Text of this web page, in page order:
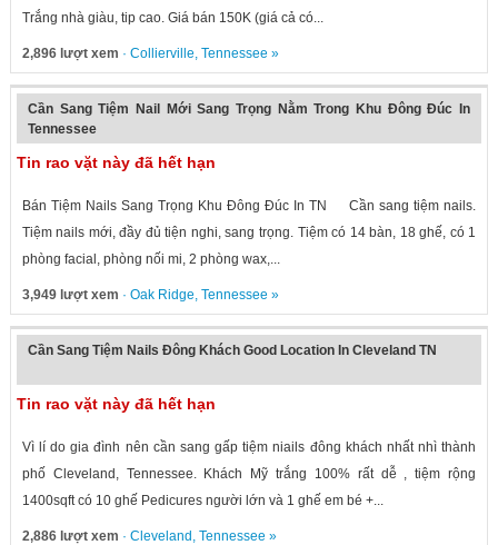
Trắng nhà giàu, tip cao. Giá bán 150K (giá cả có...
2,896 lượt xem · Collierville, Tennessee »
Cần Sang Tiệm Nail Mới Sang Trọng Nằm Trong Khu Đông Đúc In
Tennessee
Tin rao vặt này đã hết hạn
Bán Tiệm Nails Sang Trọng Khu Đông Đúc In TN Cần sang tiệm nails.
Tiệm nails mới, đầy đủ tiện nghi, sang trọng. Tiệm có 14 bàn, 18 ghế, có 1
phòng facial, phòng nối mi, 2 phòng wax,...
3,949 lượt xem · Oak Ridge, Tennessee »
Cần Sang Tiệm Nails Đông Khách Good Location In Cleveland TN
Tin rao vặt này đã hết hạn
Vì lí do gia đình nên cần sang gấp tiệm niails đông khách nhất nhì thành
phố Cleveland, Tennessee. Khách Mỹ trắng 100% rất dễ , tiệm rộng
1400sqft có 10 ghế Pedicures người lớn và 1 ghế em bé +...
2,886 lượt xem · Cleveland , Tennessee »